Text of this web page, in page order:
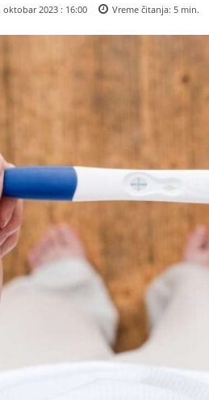
oktobar 2023 : 16:00 Vreme čitanja: 5 min.